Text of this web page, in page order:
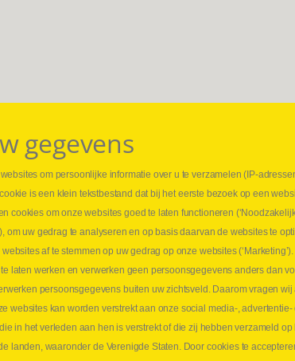
⏳
⏳
1 juni
Lees
gegevens
om persoonlijke informatie over u te verzamelen (IP-
is een klein tekstbestand dat bij het eerste bezoek op een
om onze websites goed te laten functioneren
uw gedrag te analyseren en op basis daarvan de websites te
af te stemmen op uw gedrag op onze websites
laten werken en verwerken geen persoonsgegevens anders dan
persoonsgegevens buiten uw zichtsveld. Daarom vragen wij
websites kan worden verstrekt aan onze social media-, advertentie-
in het verleden aan hen is verstrekt of die zij hebben verzameld op
waaronder de Verenigde Staten. Door cookies te